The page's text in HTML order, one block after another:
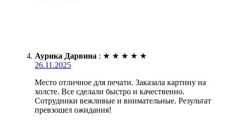
Аурика Дарвина : ★ ★ ★ ★ ★
26.11.2025
Место отличное для печати. Заказала картину на
холсте. Все сделали быстро и качественно.
Сотрудники вежливые и внимательные. Результат
превзошел ожидания!